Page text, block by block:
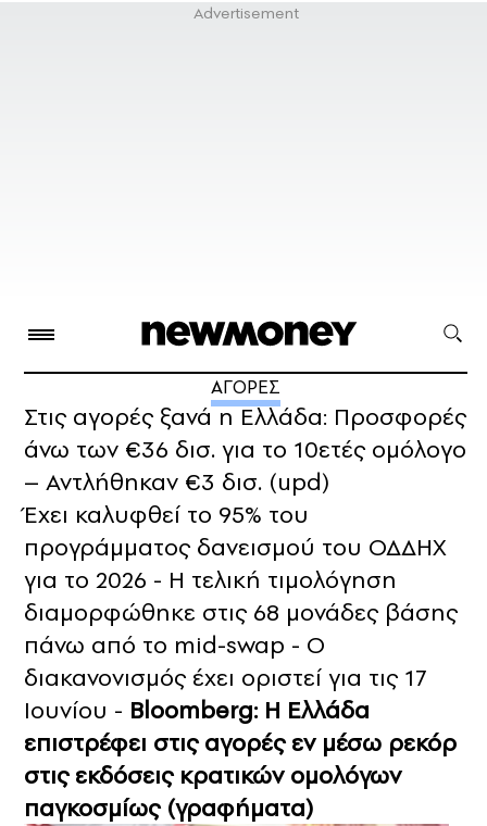
ΑΓΟΡΕΣ
Στις αγορές ξανά η Ελλάδα: Προσφορές
άνω των €36 δισ. για το 10ετές ομόλογο
– Αντλήθηκαν €3 δισ. (upd)
Έχει καλυφθεί το 95% του
προγράμματος δανεισμού του ΟΔΔΗΧ
για το 2026 - Η τελική τιμολόγηση
διαμορφώθηκε στις 68 μονάδες βάσης
πάνω από το mid-swap - Ο
διακανονισμός έχει οριστεί για τις 17
Ιουνίου - Bloomberg: Η Ελλάδα
επιστρέφει στις αγορές εν μέσω ρεκόρ
στις εκδόσεις κρατικών ομολόγων
παγκοσμίως (γραφήματα)